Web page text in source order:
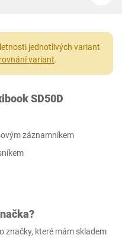
jednotlivých variant
variant.
SD50D
záznamníkem
značky, které mám skladem